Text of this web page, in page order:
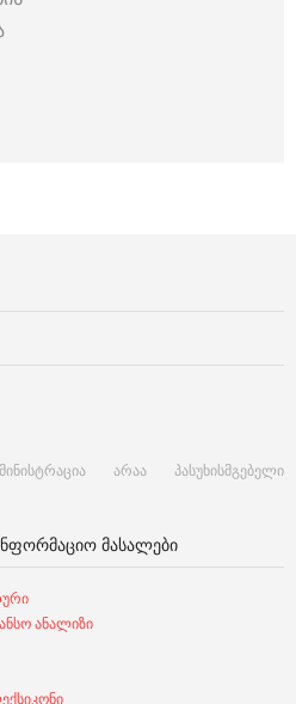
არაა პასუხისმგებელი
ᲛᲐᲡᲐᲚᲔᲑᲘ
ანალიზი